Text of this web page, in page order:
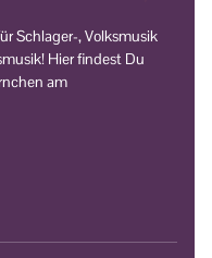
Schlager-, Volksmusik
Hier findest Du
am